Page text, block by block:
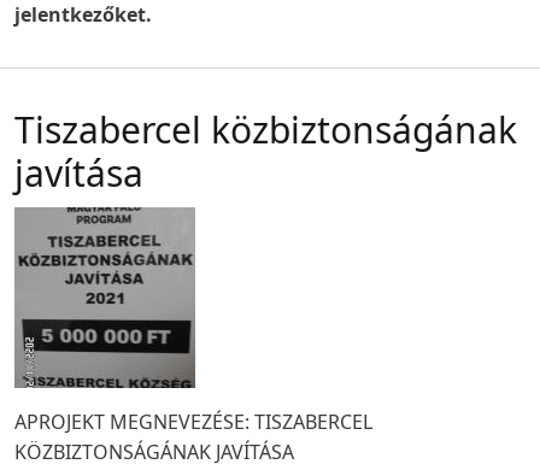
jelentkezőket.
Tiszabercel közbiztonságának
javítása
APROJEKT MEGNEVEZÉSE: TISZABERCEL
KÖZBIZTONSÁGÁNAK JAVÍTÁSA